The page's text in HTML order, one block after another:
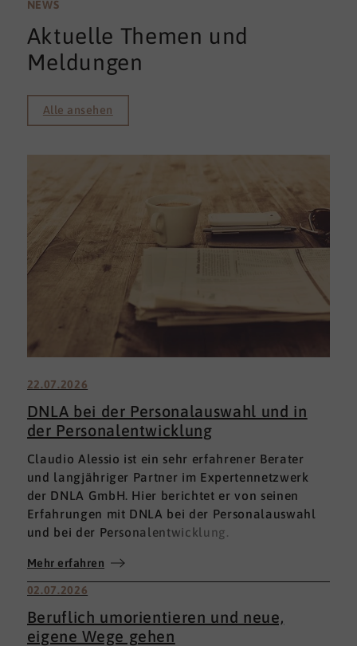
NEWS
Aktuelle Themen und
Meldungen
Alle ansehen
22.07.2026
DNLA bei der Personalauswahl und in
der Personalentwicklung
Claudio Alessio ist ein sehr erfahrener Berater
und langjähriger Partner im Expertennetzwerk
der DNLA GmbH. Hier berichtet er von seinen
Erfahrungen mit DNLA bei der Personalauswahl
und bei der Personalentwicklung.
Mehr erfahren
02.07.2026
Beruflich umorientieren und neue,
eigene Wege gehen